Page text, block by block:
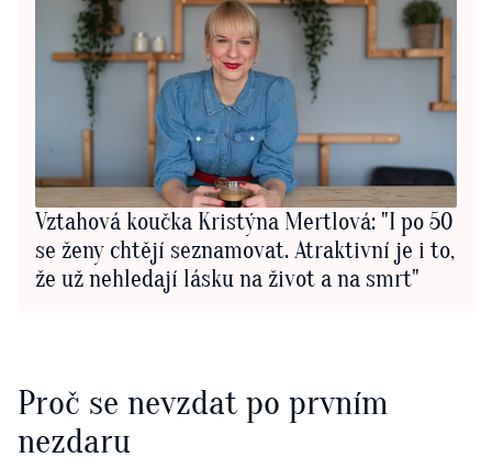
Vztahová koučka Kristýna Mertlová: "I po 50
se ženy chtějí seznamovat. Atraktivní je i to,
že už nehledají lásku na život a na smrt"
Proč se nevzdat po prvním
nezdaru